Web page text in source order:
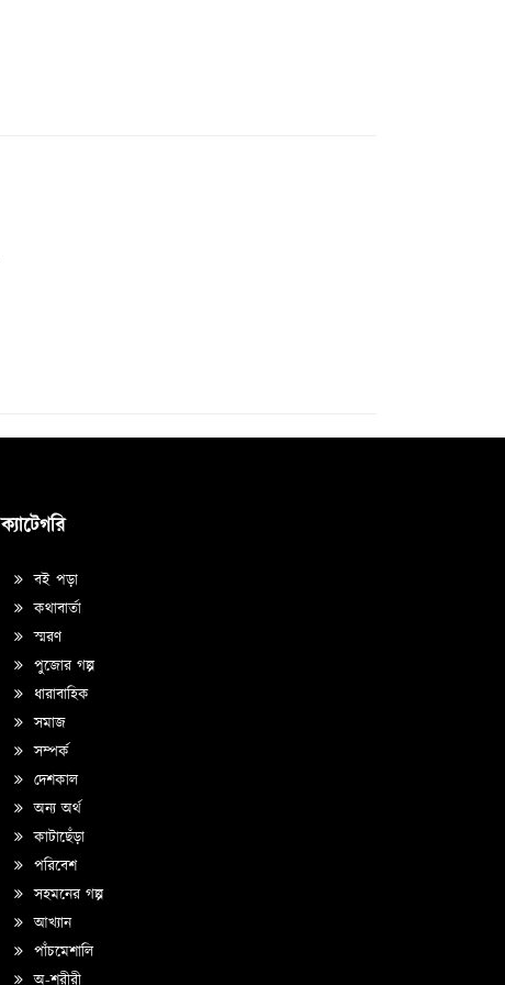
ক্যাটেগরি
বই পড়া
কথাবার্তা
স্মরণ
পুজোর গল্প
ধারাবাহিক
সমাজ
সম্পর্ক
দেশকাল
অন্য অর্থ
কাটাছেঁড়া
পরিবেশ
সহমনের গল্প
আখ্যান
পাঁচমেশালি
অ-শরীরী